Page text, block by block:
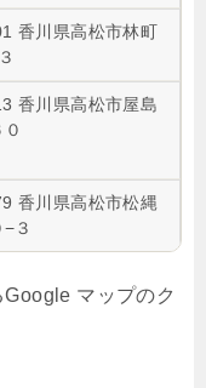
香川県高松市林町
香川県高松市屋島
香川県高松市松縄
３
マップのク